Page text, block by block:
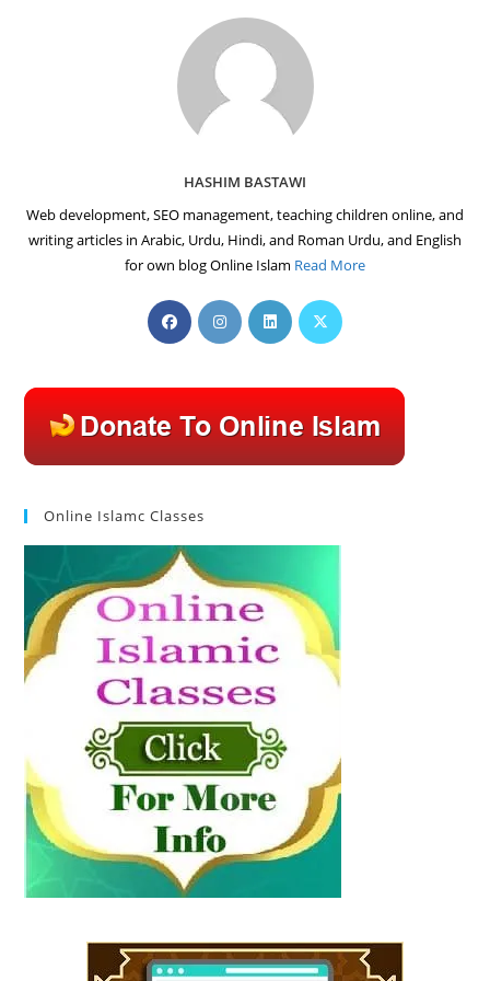
HASHIM BASTAWI
Web development, SEO management, teaching children online, and
writing articles in Arabic, Urdu, Hindi, and Roman Urdu, and English
for own blog Online Islam Read More
Opens
in
new
tab
Opens
in
new
tab
Opens
in
new
tab
Opens
new
tab
Online Islamc Classes